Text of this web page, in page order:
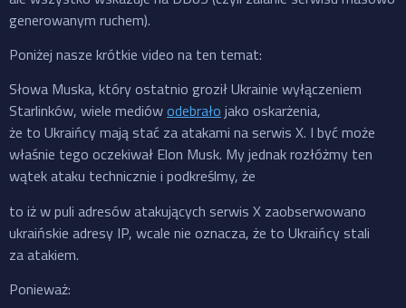
generowanym ruchem).
Poniżej nasze krótkie video na ten temat:
Słowa Muska, który ostatnio groził Ukrainie wyłączeniem
Starlinków, wiele mediówodebrało jako oskarżenia,
że to Ukraińcy mają stać za atakami na serwis X. I być może
właśnie tego oczekiwał Elon Musk. My jednak rozłóżmy ten
wątek ataku technicznie i podkreślmy, że
to iż w puli adresów atakujących serwis X zaobserwowano
ukraińskie adresy IP, wcale nie oznacza, że to Ukraińcy stali
za atakiem.
Ponieważ: